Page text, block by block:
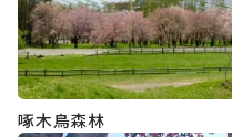
啄木鳥森林